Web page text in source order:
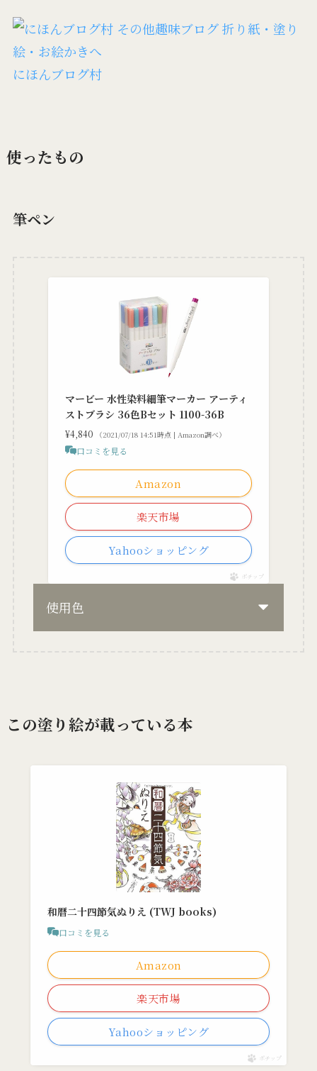
にほんブログ村
使ったもの
筆ペン
マービー 水性染料細筆マーカー アーティ
ストブラシ 36色Bセット 1100-36B
¥4,840 （2021/07/18 14:51時点 | Amazon調べ）
口コミを見る
Amazon
楽天市場
Yahooショッピング
ポチップ
使用色
この塗り絵が載っている本
和暦二十四節気ぬりえ (TWJ books)
口コミを見る
Amazon
楽天市場
Yahooショッピング
ポチップ